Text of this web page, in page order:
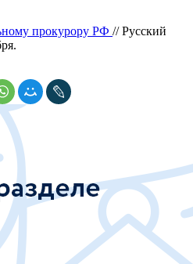
прокурору РФ // Русский